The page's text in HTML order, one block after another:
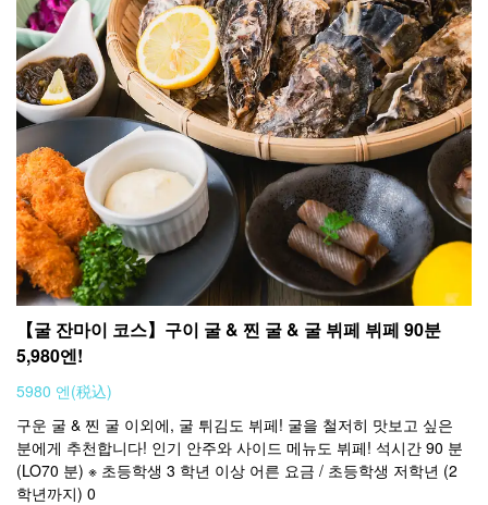
【굴 잔마이 코스】구이 굴 & 찐 굴 & 굴 뷔페 뷔페 90분
5,980엔!
5980 엔(税込)
구운 굴 & 찐 굴 이외에, 굴 튀김도 뷔페! 굴을 철저히 맛보고 싶은
분에게 추천합니다! 인기 안주와 사이드 메뉴도 뷔페! 석시간 90 분
(LO70 분) ※ 초등학생 3 학년 이상 어른 요금 / 초등학생 저학년 (2
학년까지) 0